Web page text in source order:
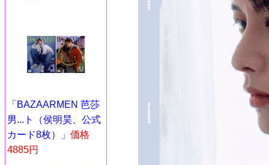
「BAZAARMEN 芭莎
男...ト（侯明昊、公式
カード8枚）」 価格
4885円